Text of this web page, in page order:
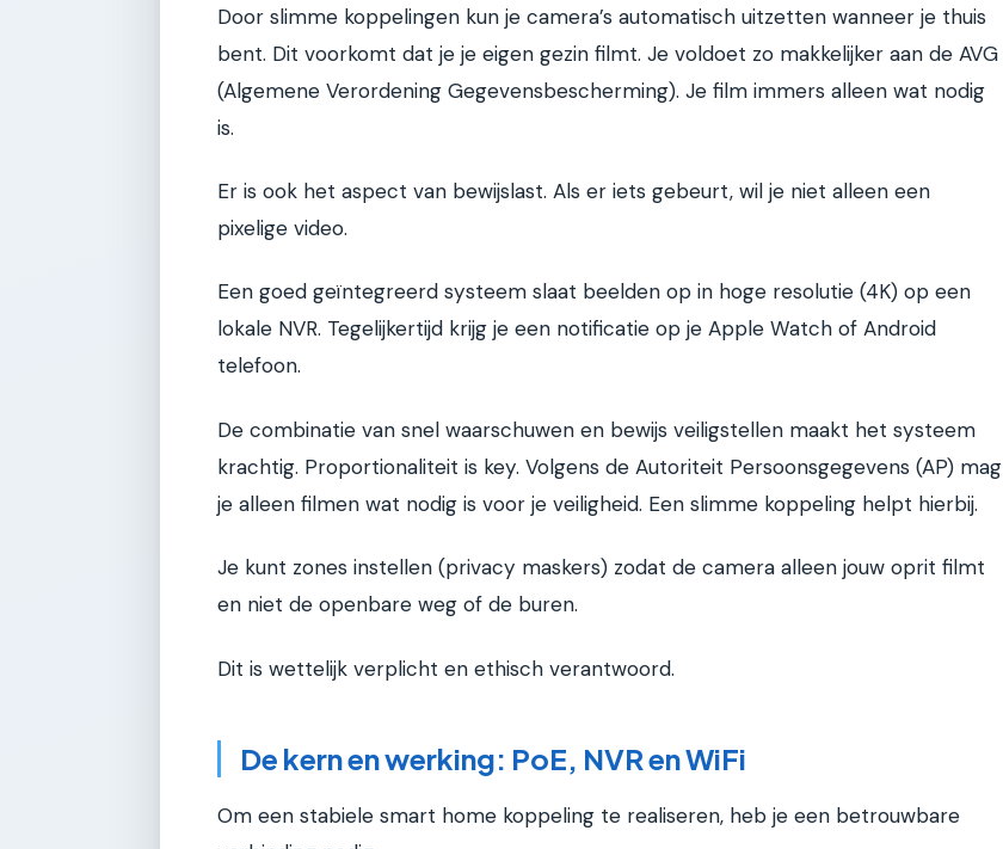
Door slimme koppelingen kun je camera’s automatisch uitzetten wanneer je thuis
bent. Dit voorkomt dat je je eigen gezin filmt. Je voldoet zo makkelijker aan de AVG
(Algemene Verordening Gegevensbescherming). Je film immers alleen wat nodig
is.
Er is ook het aspect van bewijslast. Als er iets gebeurt, wil je niet alleen een
pixelige video.
Een goed geïntegreerd systeem slaat beelden op in hoge resolutie (4K) op een
lokale NVR. Tegelijkertijd krijg je een notificatie op je Apple Watch of Android
telefoon.
De combinatie van snel waarschuwen en bewijs veiligstellen maakt het systeem
krachtig. Proportionaliteit is key. Volgens de Autoriteit Persoonsgegevens (AP) mag
je alleen filmen wat nodig is voor je veiligheid. Een slimme koppeling helpt hierbij.
Je kunt zones instellen (privacy maskers) zodat de camera alleen jouw oprit filmt
en niet de openbare weg of de buren.
Dit is wettelijk verplicht en ethisch verantwoord.
De kern en werking: PoE, NVR en WiFi
Om een stabiele smart home koppeling te realiseren, heb je een betrouwbare